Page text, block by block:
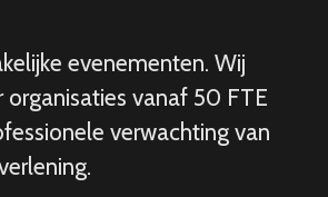
evenementen. Wij
organisaties vanaf 50 FTE
verwachting van